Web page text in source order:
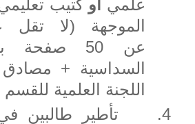
علمي أو كتيب
الموجهة (لا تقل
عن 50 صفحة
السداسية +
اللجنة العلمية
4.
تأطير طالبين